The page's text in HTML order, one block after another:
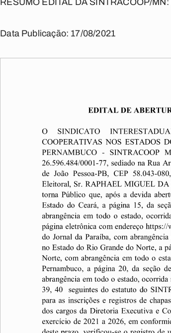
RESUMO EDITAL DA SINTRACOOP/MN:
Data Publicação: 17/08/2021